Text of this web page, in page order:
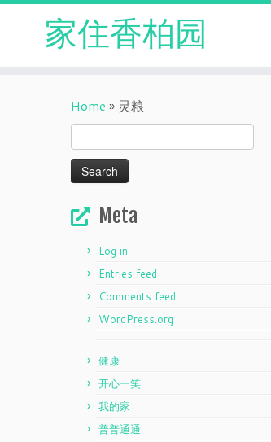
家住香柏园
Home » 灵粮
for:
Meta
Log in
Entries feed
Comments feed
WordPress.org
健康
开心一笑
我的家
普普通通